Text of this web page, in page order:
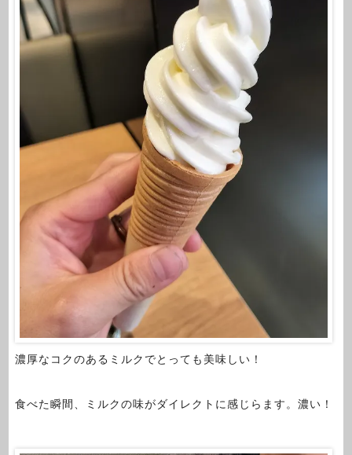
濃厚なコクのあるミルクでとっても美味しい！
食べた瞬間、ミルクの味がダイレクトに感じらます。濃い！